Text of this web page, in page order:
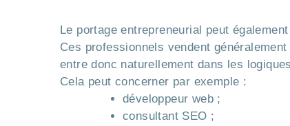
Le portage entrepreneurial peut
Ces professionnels vendent
entre donc naturellement dans les
Cela peut concerner par exemple :
développeur web ;
consultant SEO ;